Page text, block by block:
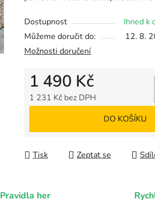
5
hvězdiček.
Dostupnost Ihned k
Můžeme doručit do:
12. 8.
Možnosti doručení
1 490 Kč
1 231 Kč bez DPH
DO KOŠÍKU
Tisk Zeptat se
Pravidla her